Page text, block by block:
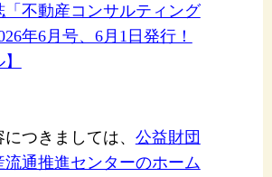
「不動産コンサルティング
年6月号、6月1日発行！
つきましては、 公益財団
流通推進センターのホーム